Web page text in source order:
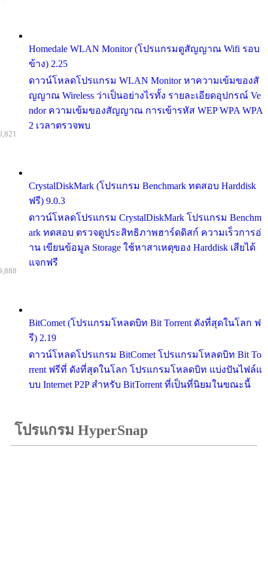
Homedale WLAN Monitor (โปรแกรมดูสัญญาณ Wifi รอบ
ข้าง) 2.25
ดาวน์โหลดโปรแกรม WLAN Monitor หาความเข้มของสั
ญญาณ Wireless ว่าเป็นอย่างไรทั้ง รายละเอียดอุปกรณ์ Ve
ndor ความเข้มของสัญญาณ การเข้ารหัส WEP WPA WPA
2 เวลาตรวจพบ
CrystalDiskMark (โปรแกรม Benchmark ทดสอบ Harddisk
ฟรี) 9.0.3
ดาวน์โหลดโปรแกรม CrystalDiskMark โปรแกรม Benchm
ark ทดสอบ ตรวจดูประสิทธิภาพฮาร์ดดิสก์ ความเร็วการอ่
าน เขียนข้อมูล Storage ใช้หาสาเหตุของ Harddisk เสียได้
แจกฟรี
BitComet (โปรแกรมโหลดบิท Bit Torrent ดังที่สุดในโลก ฟ
รี) 2.19
ดาวน์โหลดโปรแกรม BitComet โปรแกรมโหลดบิท Bit To
rrent ฟรีที่ ดังที่สุดในโลก โปรแกรมโหลดบิท แบ่งปันไฟล์แ
บบ Internet P2P สำหรับ BitTorrent ที่เป็นที่นิยมในขณะนี้
โปรแกรม HyperSnap